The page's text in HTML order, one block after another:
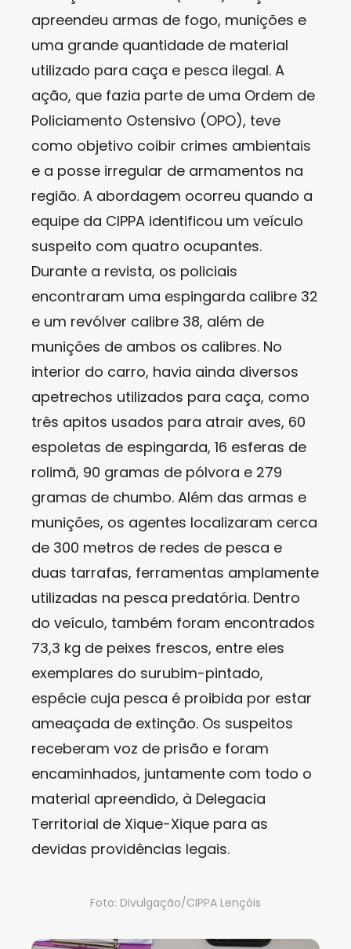
apreendeu armas de fogo, munições e
uma grande quantidade de material
utilizado para caça e pesca ilegal. A
ação, que fazia parte de uma Ordem de
Policiamento Ostensivo (OPO), teve
como objetivo coibir crimes ambientais
e a posse irregular de armamentos na
região. A abordagem ocorreu quando a
equipe da CIPPA identificou um veículo
suspeito com quatro ocupantes.
Durante a revista, os policiais
encontraram uma espingarda calibre 32
e um revólver calibre 38, além de
munições de ambos os calibres. No
interior do carro, havia ainda diversos
apetrechos utilizados para caça, como
três apitos usados para atrair aves, 60
espoletas de espingarda, 16 esferas de
rolimã, 90 gramas de pólvora e 279
gramas de chumbo. Além das armas e
munições, os agentes localizaram cerca
de 300 metros de redes de pesca e
duas tarrafas, ferramentas amplamente
utilizadas na pesca predatória. Dentro
do veículo, também foram encontrados
73,3 kg de peixes frescos, entre eles
exemplares do surubim-pintado,
espécie cuja pesca é proibida por estar
ameaçada de extinção. Os suspeitos
receberam voz de prisão e foram
encaminhados, juntamente com todo o
material apreendido, à Delegacia
Territorial de Xique-Xique para as
devidas providências legais.
Foto: Divulgação/CIPPA Lençóis